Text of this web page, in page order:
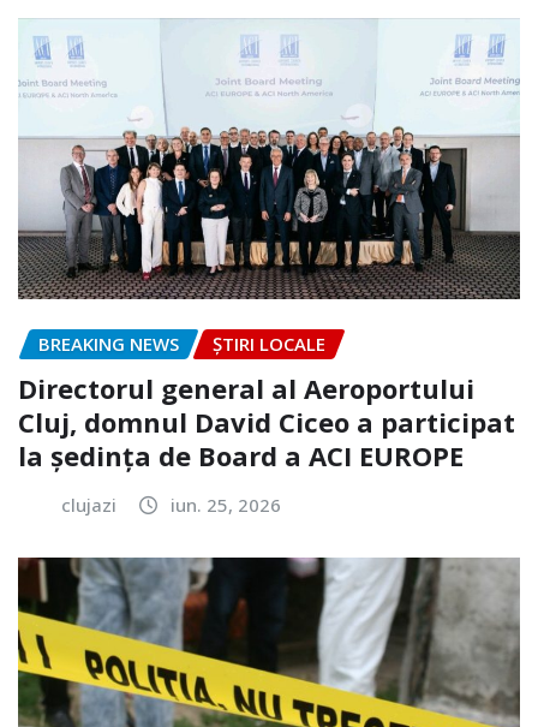
BREAKING NEWS ȘTIRI LOCALE
Directorul general al Aeroportului
Cluj, domnul David Ciceo a participat
la ședința de Board a ACI EUROPE
clujazi iun. 25, 2026